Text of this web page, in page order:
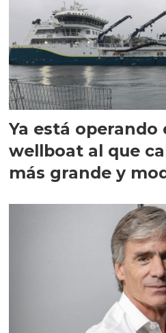
Ya está operando
wellboat al que
más grande y